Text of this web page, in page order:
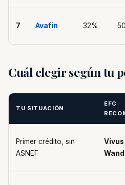
7 Avafin 32%
Cuál elegir según tu
TU SITUACIÓN
EFC
Primer crédito, sin
ASNEF
Vivus